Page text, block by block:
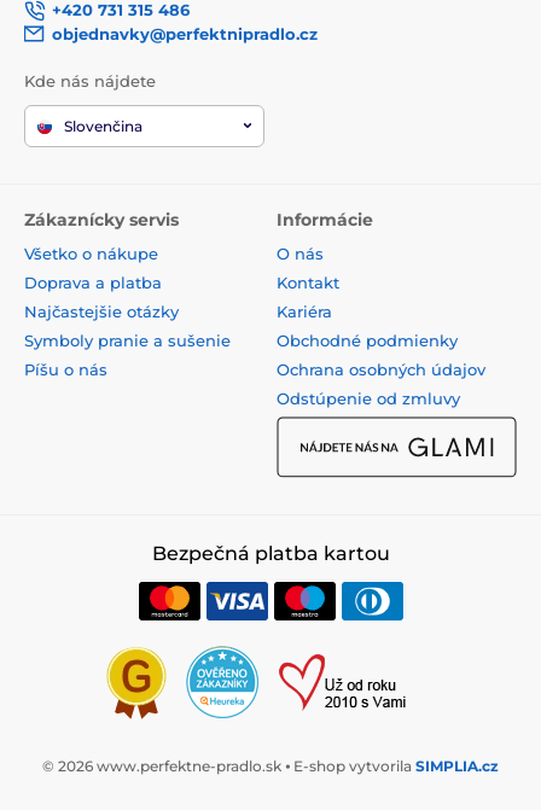
+420 731 315 486
objednavky@perfektnipradlo.cz
Kde nás nájdete
Slovenčina
Zákaznícky servis
Všetko o nákupe
Doprava a platba
Najčastejšie otázky
Symboly pranie a sušenie
Píšu o nás
Informácie
O nás
Kontakt
Kariéra
Obchodné podmienky
Ochrana osobných údajov
Odstúpenie od zmluvy
Bezpečná platba kartou
© 2026 www.perfektne-pradlo.sk ⦁ E-shop vytvorila SIMPLIA.cz